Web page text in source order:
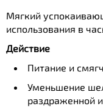
Мягкий
использования в
Действие
Питание и
Уменьшение
раздраженной